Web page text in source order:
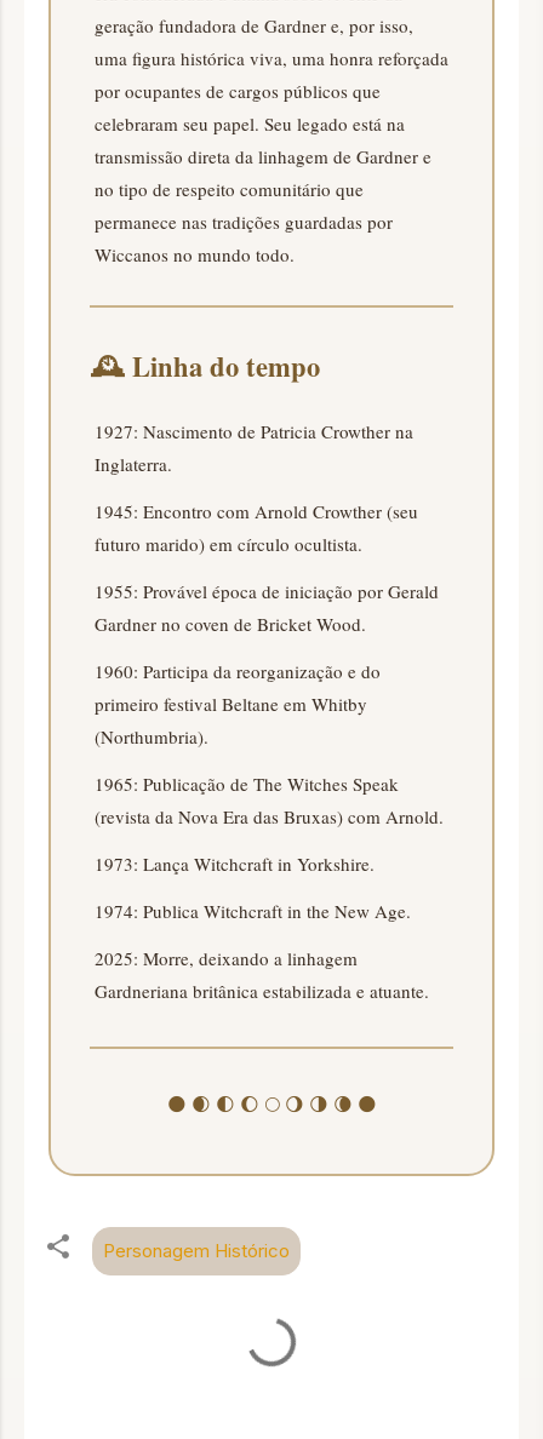
geração fundadora de Gardner e, por isso,
uma figura histórica viva, uma honra reforçada
por ocupantes de cargos públicos que
celebraram seu papel. Seu legado está na
transmissão direta da linhagem de Gardner e
no tipo de respeito comunitário que
permanece nas tradições guardadas por
Wiccanos no mundo todo.
🕰️Linha do tempo
1927: Nascimento de Patricia Crowther na
Inglaterra.
1945: Encontro com Arnold Crowther (seu
futuro marido) em círculo ocultista.
1955: Provável época de iniciação por Gerald
Gardner no coven de Bricket Wood.
1960: Participa da reorganização e do
primeiro festival Beltane em Whitby
(Northumbria).
1965: Publicação de The Witches Speak
(revista da Nova Era das Bruxas) com Arnold.
1973: Lança Witchcraft in Yorkshire.
1974: Publica Witchcraft in the New Age.
2025: Morre, deixando a linhagem
Gardneriana britânica estabilizada e atuante.
🌑 🌒 🌓 🌔 🌕 🌖 🌗 🌘 🌑
Personagem Histórico